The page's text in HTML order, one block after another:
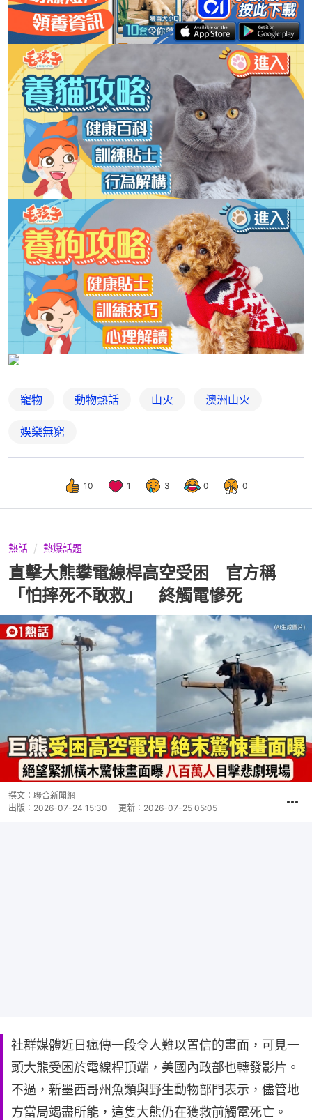
寵物 動物熱話 山火 澳洲山火
娛樂無窮
10 1 3 0 0
熱話 熱爆話題
直擊大熊攀電線桿高空受困 官方稱
「怕摔死不敢救」 終觸電慘死
撰文： 聯合新聞網
出版： 2026-07-24 15:30 更新： 2026-07-25 05:05
社群媒體近日瘋傳一段令人難以置信的畫面，可見一
頭大熊受困於電線桿頂端，美國內政部也轉發影片。
不過，新墨西哥州魚類與野生動物部門表示，儘管地
方當局竭盡所能，這隻大熊仍在獲救前觸電死亡。